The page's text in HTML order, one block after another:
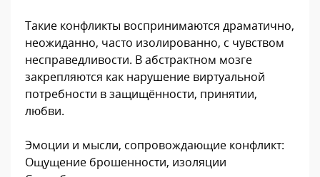
Такие конфликты воспринимаются драматично,
неожиданно, часто изолированно, с чувством
несправедливости. В абстрактном мозге
закрепляются как нарушение виртуальной
потребности в защищённости, принятии,
любви.
Эмоции и мысли, сопровождающие конфликт:
Ощущение брошенности, изоляции